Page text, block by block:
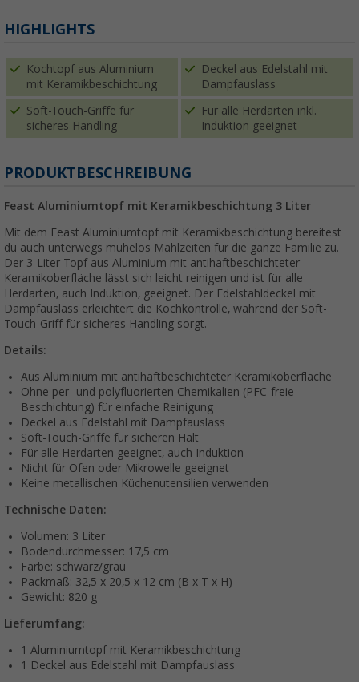
HIGHLIGHTS
Kochtopf aus Aluminium
mit Keramikbeschichtung
Deckel aus Edelstahl mit
Dampfauslass
Soft-Touch-Griffe für
sicheres Handling
Für alle Herdarten inkl.
Induktion geeignet
PRODUKTBESCHREIBUNG
Feast Aluminiumtopf mit Keramikbeschichtung 3 Liter
Mit dem Feast Aluminiumtopf mit Keramikbeschichtung bereitest
du auch unterwegs mühelos Mahlzeiten für die ganze Familie zu.
Der 3-Liter-Topf aus Aluminium mit antihaftbeschichteter
Keramikoberfläche lässt sich leicht reinigen und ist für alle
Herdarten, auch Induktion, geeignet. Der Edelstahldeckel mit
Dampfauslass erleichtert die Kochkontrolle, während der Soft-
Touch-Griff für sicheres Handling sorgt.
Details:
Aus Aluminium mit antihaftbeschichteter Keramikoberfläche
Ohne per- und polyfluorierten Chemikalien (PFC-freie
Beschichtung) für einfache Reinigung
Deckel aus Edelstahl mit Dampfauslass
Soft-Touch-Griffe für sicheren Halt
Für alle Herdarten geeignet, auch Induktion
Nicht für Ofen oder Mikrowelle geeignet
Keine metallischen Küchenutensilien verwenden
Technische Daten:
Volumen: 3 Liter
Bodendurchmesser: 17,5 cm
Farbe: schwarz/grau
Packmaß: 32,5 x 20,5 x 12 cm (B x T x H)
Gewicht: 820 g
Lieferumfang:
1 Aluminiumtopf mit Keramikbeschichtung
1 Deckel aus Edelstahl mit Dampfauslass